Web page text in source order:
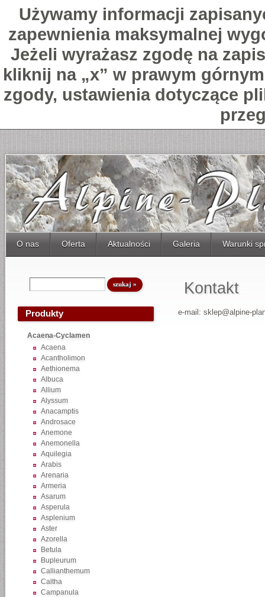
Używamy informacji
zapewnienia maksymalnej
Jeżeli wyrażasz zgodę na
kliknij na „x” w prawym
zgody, ustawienia dotyczące
O nas Oferta Aktualności Galeria Warunki
Produkty
Acaena-Cyclamen
Acaena
Acantholimon
Aethionema
Albuca
Allium
Alyssum
Anacamptis
Androsace
Anemone
Anemonella
Aquilegia
Arabis
Arenaria
Armeria
Asarum
Asperula
Asplenium
Aster
Azorella
Betula
Bupleurum
Callianthemum
Caltha
Campanula
Kontakt
e-mail: sklep@alpine-